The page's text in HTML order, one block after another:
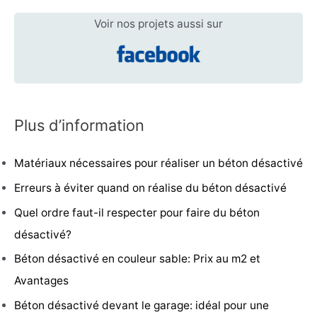
Voir nos projets aussi sur
Plus d’information
Matériaux nécessaires pour réaliser un béton désactivé
Erreurs à éviter quand on réalise du béton désactivé
Quel ordre faut-il respecter pour faire du béton
désactivé?
Béton désactivé en couleur sable: Prix au m2 et
Avantages
Béton désactivé devant le garage: idéal pour une